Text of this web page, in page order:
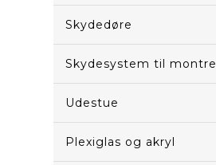
Skydedøre
Skydesystem til montre
Udestue
Plexiglas og akryl